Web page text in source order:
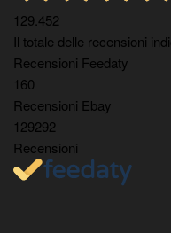
129.452
Il totale delle recensioni
Recensioni Feedaty
160
Recensioni Ebay
129292
Recensioni